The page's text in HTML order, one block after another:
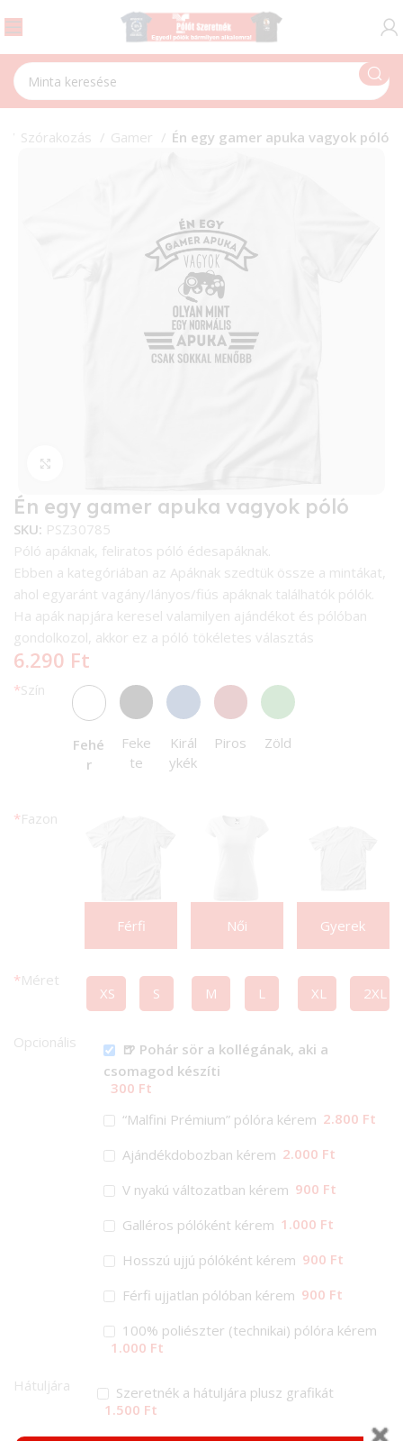
Szórakozás Gamer Én egy gamer apuka vagyok póló
Én egy gamer apuka vagyok póló
SKU: PSZ30785
Póló apáknak, feliratos póló édesapáknak.
Ebben a kategóriában az Apáknak szedtük össze a mintákat,
ahol egyaránt vagány/lányos/fiús apáknak találhatók pólók.
Ha apák napjára keresel valamilyen ajándékot és pólóban
gondolkozol, akkor ez a póló tökéletes választás
6.290 Ft
*Szín
Fehé
r
Feke
te
Királ
ykék
Piros Zöld
*Fazon
Férfi Női Gyerek
*Méret
XS S M L XL 2XL
Opcionális
🍺 Pohár sör a kollégának, aki a
csomagod készíti
300 Ft
“Malfini Prémium” pólóra kérem 2.800 Ft
Ajándékdobozban kérem 2.000 Ft
V nyakú változatban kérem 900 Ft
Galléros pólóként kérem 1.000 Ft
Hosszú ujjú pólóként kérem 900 Ft
Férfi ujjatlan pólóban kérem 900 Ft
100% poliészter (technikai) pólóra kérem
1.000 Ft
Hátuljára
Szeretnék a hátuljára plusz grafikát
1.500 Ft